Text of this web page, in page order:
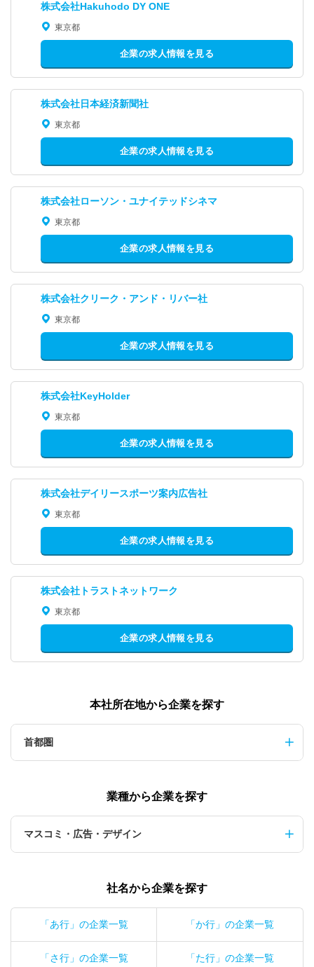
株式会社Hakuhodo DY ONE
東京都
企業の求人情報を見る
株式会社日本経済新聞社
東京都
企業の求人情報を見る
株式会社ローソン・ユナイテッドシネマ
東京都
企業の求人情報を見る
株式会社クリーク・アンド・リバー社
東京都
企業の求人情報を見る
株式会社KeyHolder
東京都
企業の求人情報を見る
株式会社デイリースポーツ案内広告社
東京都
企業の求人情報を見る
株式会社トラストネットワーク
東京都
企業の求人情報を見る
本社所在地から企業を探す
首都圏
業種から企業を探す
マスコミ・広告・デザイン
社名から企業を探す
「あ行」の企業一覧 「か行」の企業一覧
「さ行」の企業一覧 「た行」の企業一覧